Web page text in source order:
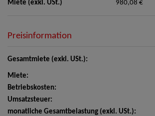
Miete (exkl. USt.) 980,08 €
Preisinformation
Gesamtmiete (exkl. USt.):
Miete:
Betriebskosten:
Umsatzsteuer:
monatliche Gesamtbelastung (exkl. USt.):